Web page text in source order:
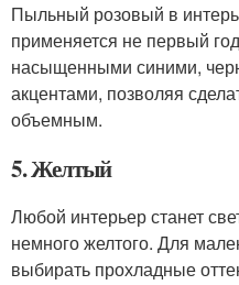
Пыльный розовый в
применяется не первый
насыщенными синими,
акцентами, позволяя
объемным.
5. Желтый
Любой интерьер станет
немного желтого. Для
выбирать прохладные